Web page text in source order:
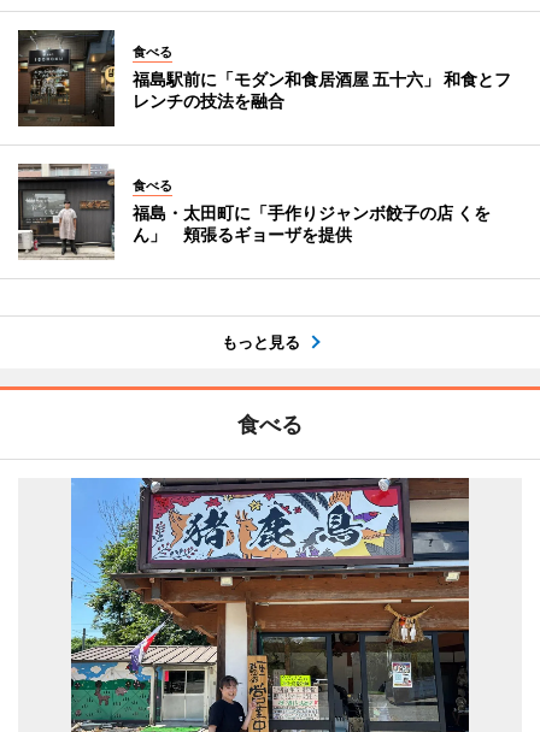
食べる
福島駅前に「モダン和食居酒屋 五十六」 和食とフ
レンチの技法を融合
食べる
福島・太田町に「手作りジャンボ餃子の店 くを
ん」 頬張るギョーザを提供
もっと見る
食べる